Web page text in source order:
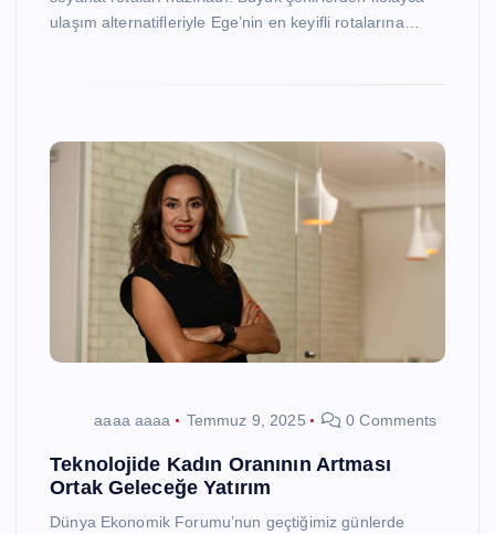
ulaşım alternatifleriyle Ege’nin en keyifli rotalarına…
aaaa aaaa Temmuz 9, 2025 0 Comments
Teknolojide Kadın Oranının Artması
Ortak Geleceğe Yatırım
Dünya Ekonomik Forumu’nun geçtiğimiz günlerde